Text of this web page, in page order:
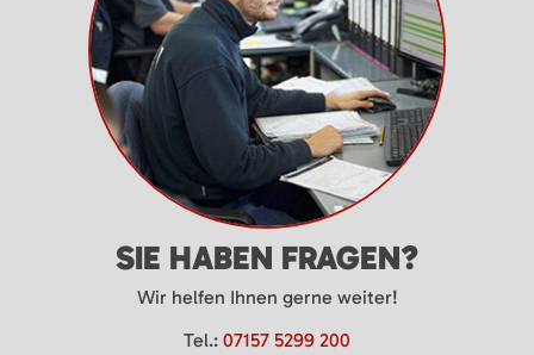
SIE HABEN FRAGEN?
Wir helfen Ihnen gerne weiter!
Tel.: 07157 5299 200